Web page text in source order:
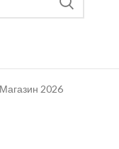
2026